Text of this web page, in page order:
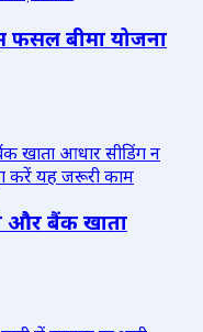
फसल बीमा योजना
और बैंक खाता